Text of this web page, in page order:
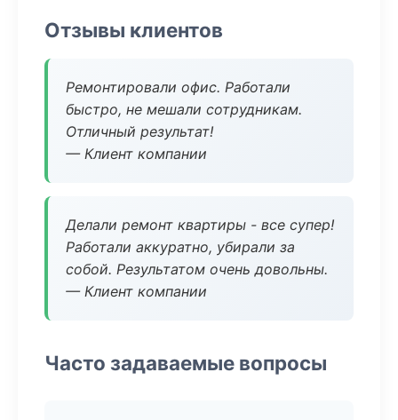
Отзывы клиентов
Ремонтировали офис. Работали
быстро, не мешали сотрудникам.
Отличный результат!
— Клиент компании
Делали ремонт квартиры - все супер!
Работали аккуратно, убирали за
собой. Результатом очень довольны.
— Клиент компании
Часто задаваемые вопросы